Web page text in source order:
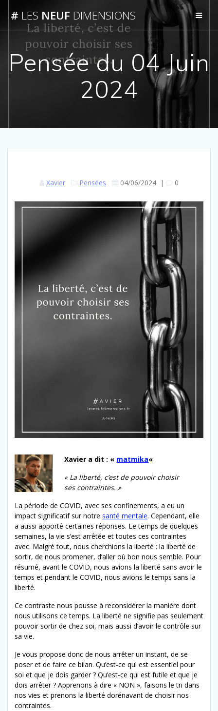
au
contenu
# LES NEUF DIMENSIONS
Pensée du 04 Juin
2024
Xavier Pensées 04/06/2024 | 0
Xavier a dit : « matmika«
« La liberté, c’est de pouvoir choisir
ses contraintes. »
La période de COVID, avec ses confinements, a eu un
impact significatif sur notre santé mentale. Cependant, elle
a aussi apporté certaines réponses. Le temps de quelques
semaines, la vie s’est arrêtée et toutes ces contraintes
avec. Malgré tout, nous cherchions la liberté : la liberté de
sortir, de nous promener, d’aller où bon nous semble. Pour
résumé, avant le COVID, nous avions la liberté sans avoir le
temps et pendant le COVID, nous avions le temps sans la
liberté.
Ce contraste nous pousse à reconsidérer la manière dont
nous utilisons ce temps. La liberté ne signifie pas seulement
pouvoir sortir de chez soi, mais aussi d’avoir le contrôle sur
sa vie.
Je vous propose donc de nous arrêter un instant, de se
poser et de faire ce bilan. Qu’est-ce qui est essentiel pour
soi et que je dois garder ? Qu’est-ce qui est futile et que je
dois arrêter ? Apprenons à dire « NON », faisons le tri dans
nos vies et prenons la liberté dorénavant de choisir nos
contraintes.